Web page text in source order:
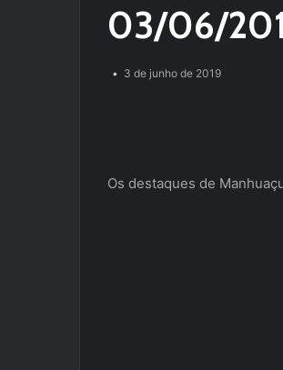
03/06/
3 de junho de 2019
Os destaques de